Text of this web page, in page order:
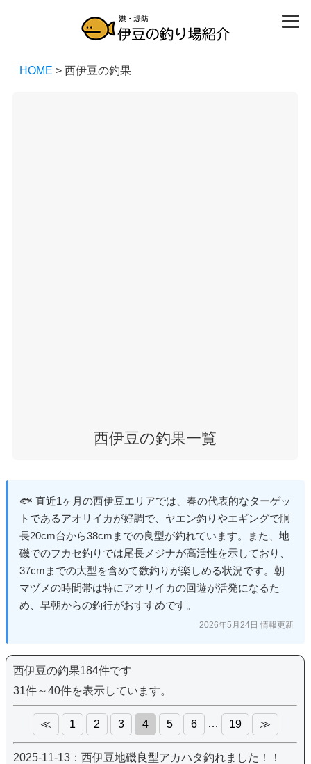
HOME > 西伊豆の釣果
西伊豆の釣果一覧
🐟 直近1ヶ月の西伊豆エリアでは、春の代表的なターゲッ
トであるアオリイカが好調で、ヤエン釣りやエギングで胴
長20cm台から38cmまでの良型が釣れています。また、地
磯でのフカセ釣りでは尾長メジナが高活性を示しており、
37cmまでの大型を含めて数釣りが楽しめる状況です。朝
マヅメの時間帯は特にアオリイカの回遊が活発になるた
め、早朝からの釣行がおすすめです。
2026年5月24日 情報更新
西伊豆の釣果184件です
31件～40件を表示しています。
≪ 1 2 3 4 5 6 … 19 ≫
2025-11-13：西伊豆地磯良型アカハタ釣れました！！